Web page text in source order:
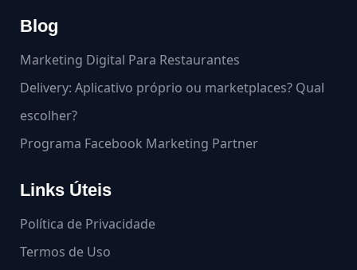
Blog
Marketing Digital Para Restaurantes
Delivery: Aplicativo próprio ou marketplaces? Qual
escolher?
Programa Facebook Marketing Partner
Links Úteis
Política de Privacidade
Termos de Uso